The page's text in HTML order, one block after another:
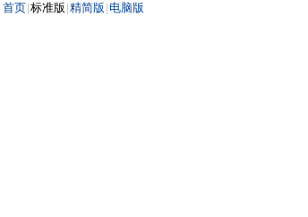
首页 标准版 精简版 电脑版